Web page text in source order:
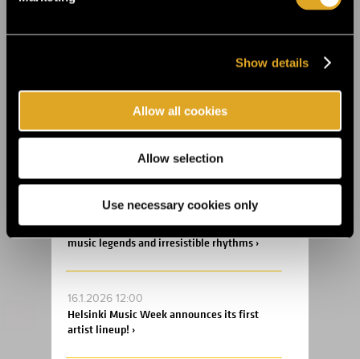
Show details
Allow all cookies
Allow selection
Use necessary cookies only
Flow Festival brings top names in club
music to Heineken Backyard ›
24.3.2026 11:00
Flow Festival’s Balloon 360° presents
music legends and irresistible rhythms ›
16.1.2026 12:00
Helsinki Music Week announces its first
artist lineup! ›